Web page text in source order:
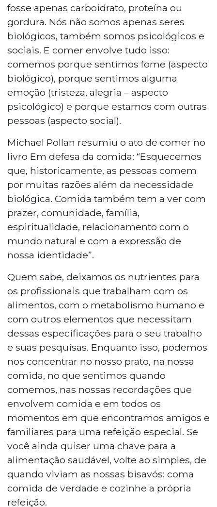
fosse apenas carboidrato, proteína ou
gordura. Nós não somos apenas seres
biológicos, também somos psicológicos e
sociais. E comer envolve tudo isso:
comemos porque sentimos fome (aspecto
biológico), porque sentimos alguma
emoção (tristeza, alegria – aspecto
psicológico) e porque estamos com outras
pessoas (aspecto social).
Michael Pollan resumiu o ato de comer no
livro Em defesa da comida: “Esquecemos
que, historicamente, as pessoas comem
por muitas razões além da necessidade
biológica. Comida também tem a ver com
prazer, comunidade, família,
espiritualidade, relacionamento com o
mundo natural e com a expressão de
nossa identidade”.
Quem sabe, deixamos os nutrientes para
os profissionais que trabalham com os
alimentos, com o metabolismo humano e
com outros elementos que necessitam
dessas especificações para o seu trabalho
e suas pesquisas. Enquanto isso, podemos
nos concentrar no nosso prato, na nossa
comida, no que sentimos quando
comemos, nas nossas recordações que
envolvem comida e em todos os
momentos em que encontramos amigos e
familiares para uma refeição especial. Se
você ainda quiser uma chave para a
alimentação saudável, volte ao simples, de
quando viviam as nossas bisavós: coma
comida de verdade e cozinhe a própria
refeição.